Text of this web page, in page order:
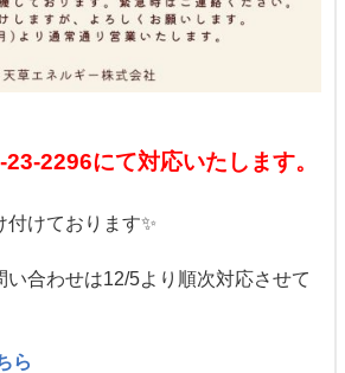
2296にて対応いたします。
けております✨
合わせは12/5より順次対応させて
ら